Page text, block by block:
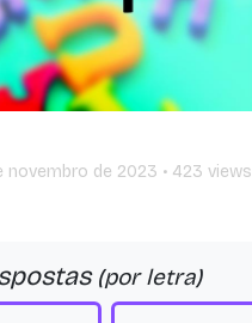
novembro de 2023 • 423 views
(por letra)